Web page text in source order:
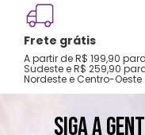
Frete grátis
A partir de R$ 199,90
Sudeste e R$ 259,90
Nordeste e Centro-Oeste
SIGA A